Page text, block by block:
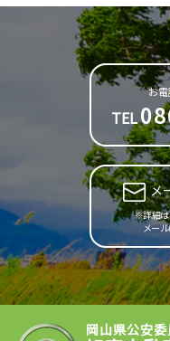
お
TEL
メ
※詳細は
メール
岡山県公安